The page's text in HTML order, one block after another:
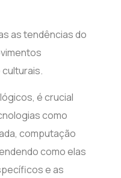
as tendências do
é crucial
como
computação
como elas
e as